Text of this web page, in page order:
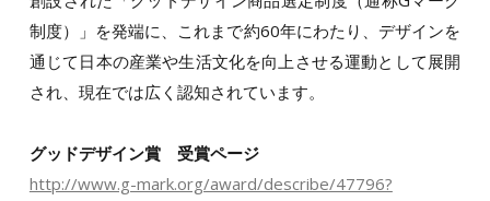
制度）」を発端に、これまで約60年にわたり、デザインを
通じて日本の産業や生活文化を向上させる運動として展開
され、現在では広く認知されています。
グッドデザイン賞 受賞ページ
http://www.g-mark.org/award/describe/47796?